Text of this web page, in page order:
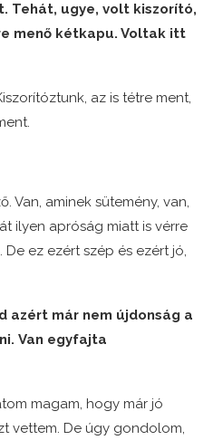
Tehát, ugye, volt kiszorító,
menő kétkapu. Voltak itt
az is tétre ment,
Van, aminek sütemény, van,
ilyen apróság miatt is vérre
ez ezért szép és ezért jó,
azért már nem újdonság a
Van egyfajta
magam, hogy már jó
vettem. De úgy gondolom,